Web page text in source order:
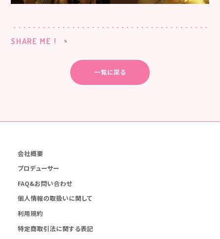
SHARE ME !
一覧に戻る
会社概要
プロデューサー
FAQ&お問い合わせ
個人情報の取扱いに関して
利用規約
特定商取引法に関する表記